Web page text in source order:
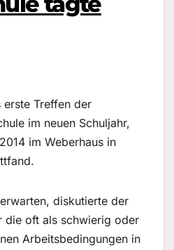
erste Treffen der
im neuen Schuljahr,
im Weberhaus in
diskutierte der
die oft als schwierig oder
Arbeitsbedingungen in